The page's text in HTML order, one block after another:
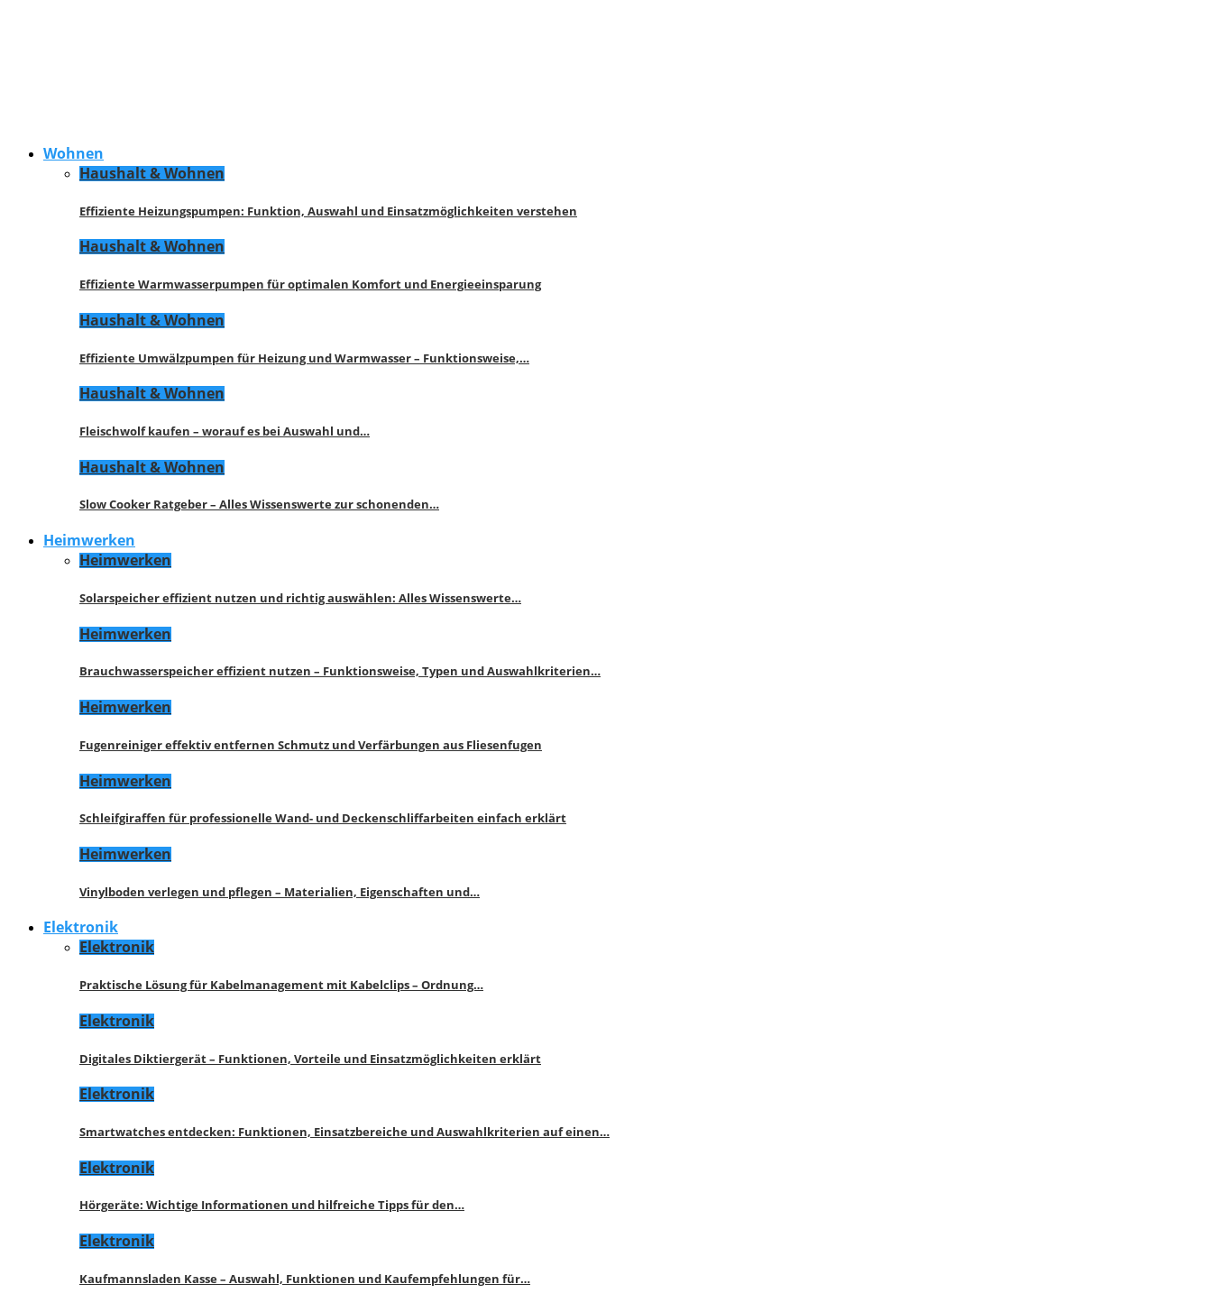
Wohnen
Haushalt & Wohnen
Effiziente Heizungspumpen: Funktion, Auswahl und Einsatzmöglichkeiten verstehen
Haushalt & Wohnen
Effiziente Warmwasserpumpen für optimalen Komfort und Energieeinsparung
Haushalt & Wohnen
Effiziente Umwälzpumpen für Heizung und Warmwasser – Funktionsweise,…
Haushalt & Wohnen
Fleischwolf kaufen – worauf es bei Auswahl und…
Haushalt & Wohnen
Slow Cooker Ratgeber – Alles Wissenswerte zur schonenden…
Heimwerken
Heimwerken
Solarspeicher effizient nutzen und richtig auswählen: Alles Wissenswerte…
Heimwerken
Brauchwasserspeicher effizient nutzen – Funktionsweise, Typen und Auswahlkriterien…
Heimwerken
Fugenreiniger effektiv entfernen Schmutz und Verfärbungen aus Fliesenfugen
Heimwerken
Schleifgiraffen für professionelle Wand- und Deckenschliffarbeiten einfach erklärt
Heimwerken
Vinylboden verlegen und pflegen – Materialien, Eigenschaften und…
Elektronik
Elektronik
Praktische Lösung für Kabelmanagement mit Kabelclips – Ordnung…
Elektronik
Digitales Diktiergerät – Funktionen, Vorteile und Einsatzmöglichkeiten erklärt
Elektronik
Smartwatches entdecken: Funktionen, Einsatzbereiche und Auswahlkriterien auf einen…
Elektronik
Hörgeräte: Wichtige Informationen und hilfreiche Tipps für den…
Elektronik
Kaufmannsladen Kasse – Auswahl, Funktionen und Kaufempfehlungen für…